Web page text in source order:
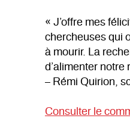
« J’offre mes
chercheuses qui
à mourir. La
d’alimenter notre
– Rémi Quirion,
Consulter le